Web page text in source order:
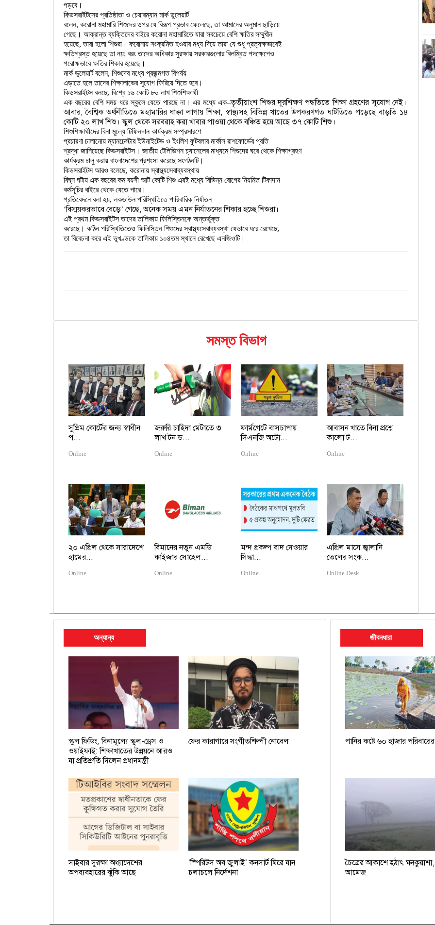
পড়বে।
কিডসরাইটসের প্রতিষ্ঠাতা ও চেয়ারম্যান মার্ক ডুলেয়ার্ট
বলেন, করোনা মহামারি শিশুদের ওপর যে বিরূপ প্রভাব ফেলেছে, তা আমাদের অনুমান ছাড়িয়ে
গেছে। আক্রান্ত ব্যক্তিদের বাইরে করোনা মহামারিতে যারা সবচেয়ে বেশি ক্ষতির সম্মুখীন
হয়েছে, তারা হলো শিশুরা। করোনায় সংক্রমিত হওয়ার মধ্য দিয়ে তারা যে শুধু প্রত্যক্ষভাবেই
ক্ষতিগ্রস্ত হয়েছে তা নয়; বরং তাদের অধিকার সুরক্ষায় সরকারগুলোর বিলম্বিত পদক্ষেপেও
পরোক্ষভাবে ক্ষতির শিকার হয়েছে।
মার্ক ডুলেয়ার্ট বলেন, শিশুদের মধ্যে প্রজন্মগত বিপর্যয়
এড়াতে হলে তাদের শিক্ষালাভের সুযোগ ফিরিয়ে দিতে হবে।
কিডসরাইটস বলছে, বিশ্বে ১৬ কোটি ৮০ লাখ শিশুশিক্ষার্থী
এক বছরের বেশি সময় ধরে স্কুলে যেতে পারছে না। এর মধ্যে এক–তৃতীয়াংশ শিশুর দূরশিক্ষণ পদ্ধতিতে শিক্ষা গ্রহণের সুযোগ নেই।
আবার, বৈশ্বিক অর্থনীতিতে মহামারির ধাক্কা লাগায় শিক্ষা, স্বাস্থ্যসহ বিভিন্ন খাতের উপকরণগত ঘাটতিতে পড়েছে বাড়তি ১৪
কোটি ২০ লাখ শিশু। স্কুল থেকে সরবরাহ করা খাবার পাওয়া থেকে বঞ্চিত হয়ে আছে ৩৭ কোটি শিশু।
শিশুশিক্ষার্থীদের বিনা মূল্যে টিফিনদান কার্যক্রম সম্প্রসারণে
প্রচারণা চালানোয় ম্যানচেস্টার ইউনাইটেড ও ইংলিশ ফুটবলার মার্কাস রাশফোর্ডের প্রতি
শ্রদ্ধা জানিয়েছে কিডসরাইটস। জাতীয় টেলিভিশন চ্যানেলের মাধ্যমে শিশুদের ঘরে থেকে শিক্ষাগ্রহণ
কার্যক্রম চালু করায় বাংলাদেশের প্রশংসা করেছে সংগঠনটি।
কিডসরাইটস আরও বলেছে, করোনায় স্বাস্থ্যসেবাব্যবস্থায়
বিঘ্ন ঘটায় এক বছরের কম বয়সী আট কোটি শিশু এরই মধ্যে বিভিন্ন রোগের নিয়মিত টিকাদান
কর্মসূচির বাইরে থেকে যেতে পারে।
‘বিস্ময়করভাবে বেড়ে’ গেছে, অনেক সময় এমন নির্যাতনের শিকার হচ্ছে শিশুরা।
এই প্রথম কিডসরাইটস তাদের তালিকায় ফিলিস্তিনকে অন্তর্ভুক্ত
করেছে। কঠিন পরিস্থিতিতেও ফিলিস্তিন শিশুদের স্বাস্থ্যসেবাব্যবস্থা যেভাবে ধরে রেখেছে,
তা বিবেচনা করে এই ভূখণ্ডকে তালিকায় ১০৪তম স্থানে রেখেছে এনজিওটি।
সমস্ত বিভাগ
সুপ্রিম কোর্টের জন্য স্বাধীন
প...
Online
জরুরি চাহিদা মেটাতে ৩
লাখ টন ড...
Online
ফার্মগেটে বাসচাপায়
সিএনজি অটো...
Online
আবাসন খাতে বিনা প্রশ্নে
কালো ট...
Online
২০ এপ্রিল থেকে সারাদেশে
হামের...
Online
বিমানের নতুন এমডি
কাইজার সোহেল...
Online
মন্দ প্রকল্প বাদ দেওয়ার
সিদ্ধা...
Online
এপ্রিল মাসে জ্বালানি
তেলের সংক...
Online Desk
অন্যান্য
স্কুল ফিডিং, বিনামূল্যে স্কুল-ড্রেস ও
ওয়াইফাই: শিক্ষাখাতের উন্নয়নে আরও
যা প্রতিশ্রুতি দিলেন প্রধানমন্ত্রী
ফের কারাগারে সংগীতশিল্পী নোবেল
সাইবার সুরক্ষা অধ্যাদেশের
অপব্যবহারের ঝুঁকি আছে
‘স্পিরিটস অব জুলাই’ কনসার্ট ঘিরে যান
চলাচলে নির্দেশনা
জীবনধারা
পানির কষ্টে ৬০ হাজার
চৈত্রের আকাশে হঠাৎ
আমেজ